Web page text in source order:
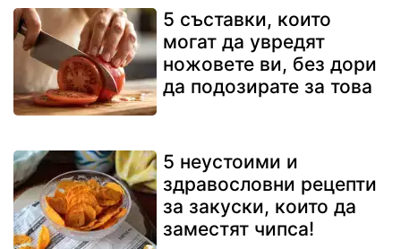
5 съставки, които
могат да увредят
ножовете ви, без дори
да подозирате за това
5 неустоими и
здравословни рецепти
за закуски, които да
заместят чипса!